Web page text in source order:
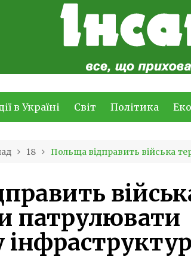
в Україні Світ Політика
18 Польща відправить війська
патрулювати